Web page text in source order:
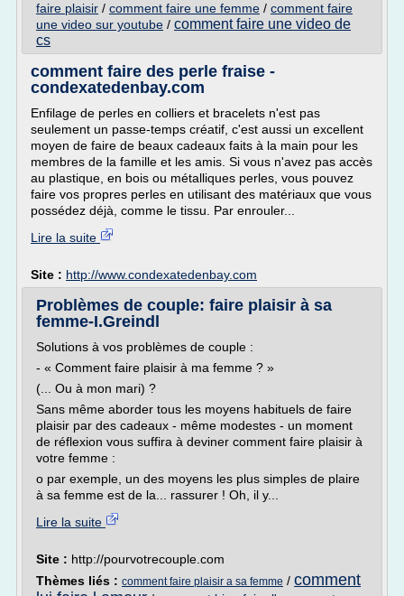
faire plaisir / comment faire une femme / comment faire
une video sur youtube / comment faire une video de
cs
comment faire des perle fraise -
condexatedenbay.com
Enfilage de perles en colliers et bracelets n'est pas
seulement un passe-temps créatif, c'est aussi un excellent
moyen de faire de beaux cadeaux faits à la main pour les
membres de la famille et les amis. Si vous n'avez pas accès
au plastique, en bois ou métalliques perles, vous pouvez
faire vos propres perles en utilisant des matériaux que vous
possédez déjà, comme le tissu. Par enrouler...
Lire la suite
Site : http://www.condexatedenbay.com
Problèmes de couple: faire plaisir à sa
femme-I.Greindl
Solutions à vos problèmes de couple :
- « Comment faire plaisir à ma femme ? »
(... Ou à mon mari) ?
Sans même aborder tous les moyens habituels de faire
plaisir par des cadeaux - même modestes - un moment
de réflexion vous suffira à deviner comment faire plaisir à
votre femme :
o par exemple, un des moyens les plus simples de plaire
à sa femme est de la... rassurer ! Oh, il y...
Lire la suite
Site : http://pourvotrecouple.com
Thèmes liés : comment faire plaisir a sa femme / comment